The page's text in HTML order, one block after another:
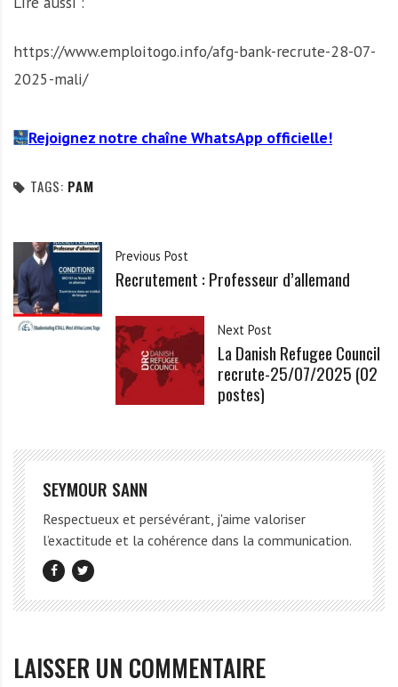
https://www.emploitogo.info/afg-bank-recrute-28-07-
2025-mali/
Rejoignez notre chaîne WhatsApp officielle!
TAGS: PAM
Previous Post
Recrutement : Professeur d’allemand
Next Post
La Danish Refugee Council
recrute-25/07/2025 (02
postes)
SEYMOUR SANN
Respectueux et persévérant, j'aime valoriser
l’exactitude et la cohérence dans la communication.
LAISSER UN COMMENTAIRE